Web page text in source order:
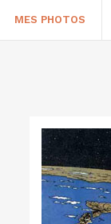
MES PHOTOS